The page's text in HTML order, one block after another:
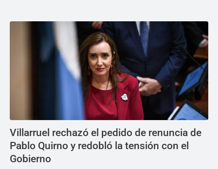
Villarruel rechazó el pedido de renuncia de
Pablo Quirno y redobló la tensión con el
Gobierno